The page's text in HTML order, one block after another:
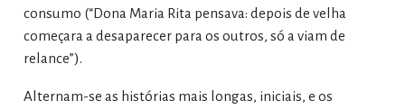
consumo (“Dona Maria Rita pensava: depois de velha
começara a desaparecer para os outros, só a viam de
relance”).
Alternam-se as histórias mais longas, iniciais, e os